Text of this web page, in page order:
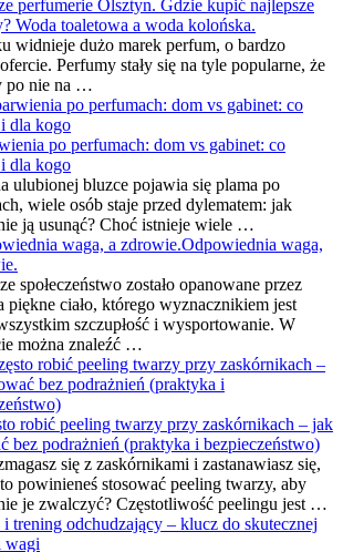
perfumerie Olsztyn. Gdzie kupić najlepsze
Woda toaletowa a woda kolońska.
widnieje dużo marek perfum, o bardzo
Perfumy stały się na tyle popularne, że
po nie na …
po perfumach: dom vs gabinet: co
dla kogo
ulubionej bluzce pojawia się plama po
wiele osób staje przed dylematem: jak
ją usunąć? Choć istnieje wiele …
Odpowiednia waga,
społeczeństwo zostało opanowane przez
piękne ciało, którego wyznacznikiem jest
szczupłość i wysportowanie. W
można znaleźć …
robić peeling twarzy przy zaskórnikach – jak
bez podrażnień (praktyka i bezpieczeństwo)
się z zaskórnikami i zastanawiasz się,
powinieneś stosować peeling twarzy, aby
je zwalczyć? Częstotliwość peelingu jest …